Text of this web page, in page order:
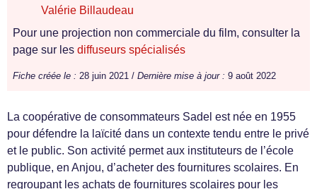
Valérie Billaudeau
Pour une projection non commerciale du film, consulter la
page sur les diffuseurs spécialisés
Fiche créée le : 28 juin 2021 / Dernière mise à jour : 9 août 2022
La coopérative de consommateurs Sadel est née en 1955
pour défendre la laïcité dans un contexte tendu entre le privé
et le public. Son activité permet aux instituteurs de l’école
publique, en Anjou, d’acheter des fournitures scolaires. En
regroupant les achats de fournitures scolaires pour les